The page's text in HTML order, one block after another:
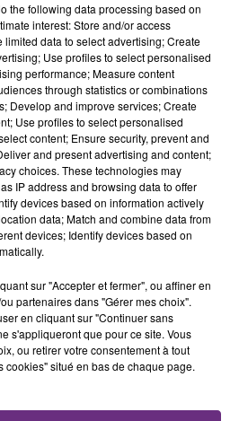
TRAVAIL RAPPELLE À
CONDITIONS DE...
début des vendange 2026
précoce que prévu,
en profite pour rappeler
1h36
1h36
the following data processing based on
interest: Store and/or access
data to select advertising; Create
Use profiles to select personalised
performance; Measure content
through statistics or combinations
Develop and improve services; Create
Use profiles to select personalised
content; Ensure security, prevent and
and present advertising and content;
choices. These technologies may
IP address and browsing data to offer
devices based on information actively
data; Match and combine data from
devices; Identify devices based on
sur "Accepter et fermer", ou affiner en
partenaires dans "Gérer mes choix".
en cliquant sur "Continuer sans
s'appliqueront que pour ce site. Vous
ou retirer votre consentement à tout
cookies" situé en bas de chaque page.